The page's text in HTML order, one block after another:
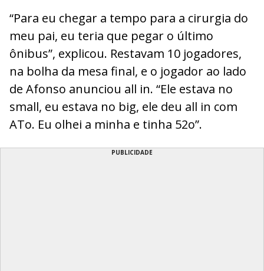
“Para eu chegar a tempo para a cirurgia do
meu pai, eu teria que pegar o último
ônibus”, explicou. Restavam 10 jogadores,
na bolha da mesa final, e o jogador ao lado
de Afonso anunciou all in. “Ele estava no
small, eu estava no big, ele deu all in com
ATo. Eu olhei a minha e tinha 52o”.
PUBLICIDADE